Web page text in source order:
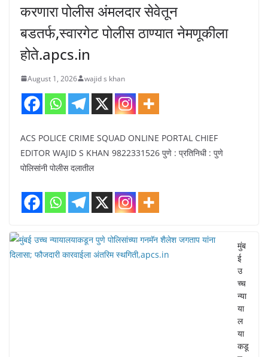
करणारा पोलीस अंमलदार सेवेतून
बडतर्फ,स्वारगेट पोलीस ठाण्यात नेमणूकीला
होते.apcs.in
August 1, 2026 wajid s khan
ACS POLICE CRIME SQUAD ONLINE PORTAL CHIEF
EDITOR WAJID S KHAN 9822331526 पुणे : प्रतिनिधी : पुणे
पोलिसांनी पोलीस दलातील
मुंब
ई
उ
च्च
न्या
या
ल
या
कडू